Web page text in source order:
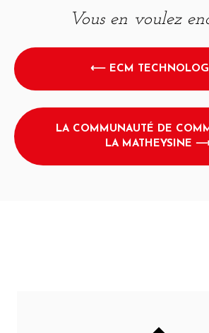
Vous en voulez
⟵ ECM
LA COMMUNAUTÉ DE
LA MATHEYSINE